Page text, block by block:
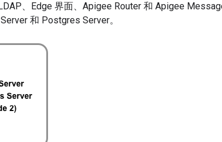
、Edge 界面、Apigee Router 和 Apigee
和 Postgres Server。